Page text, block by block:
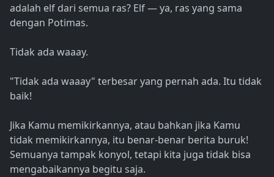
adalah elf dari semua ras? Elf — ya, ras yang sama
dengan Potimas.
Tidak ada waaay.
"Tidak ada waaay" terbesar yang pernah ada. Itu tidak
baik!
Jika Kamu memikirkannya, atau bahkan jika Kamu
tidak memikirkannya, itu benar-benar berita buruk!
Semuanya tampak konyol, tetapi kita juga tidak bisa
mengabaikannya begitu saja.